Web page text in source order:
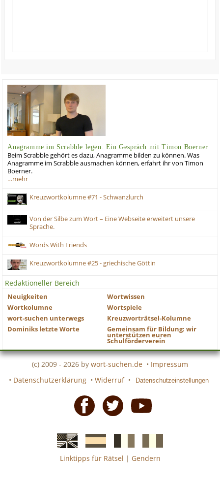
Anagramme im Scrabble legen: Ein Gespräch mit Timon Boerner
Beim Scrabble gehört es dazu, Anagramme bilden zu können. Was
Anagramme im Scrabble ausmachen können, erfahrt ihr von Timon
Boerner.
…mehr
Kreuzwortkolumne #71 - Schwanzlurch
Von der Silbe zum Wort – Eine Webseite erweitert unsere
Sprache.
Words With Friends
Kreuzwortkolumne #25 - griechische Göttin
Redaktioneller Bereich
Neuigkeiten
Wortwissen
Wortkolumne
Wortspiele
wort-suchen unterwegs
Kreuzworträtsel-Kolumne
Dominiks letzte Worte
Gemeinsam für Bildung: wir
unterstützen euren
Schulförderverein
(c) 2009 - 2026 by wort-suchen.de • Impressum
• Datenschutzerklärung • Widerruf • Datenschutzeinstellungen
EnglischeSpanischefranzösicheitalienische
Linktipps für Rätsel | Gendern